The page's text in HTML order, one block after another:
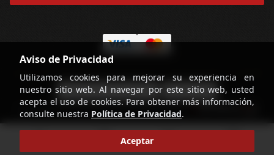
Aviso de Privacidad
Utilizamos cookies para mejorar su experiencia en
nuestro sitio web. Al navegar por este sitio web, usted
acepta el uso de cookies. Para obtener más información,
consulte nuestra Política de Privacidad.
Aceptar
Términos y Condiciones - Contáctenos
Copyright © Licorería Alvear 2026 powered by